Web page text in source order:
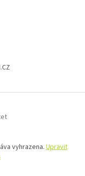
vyhrazena. Upravit